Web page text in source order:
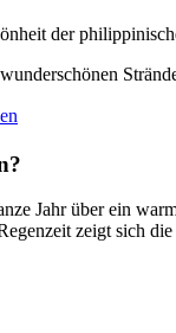
der
Jahr über ein
zeigt sich